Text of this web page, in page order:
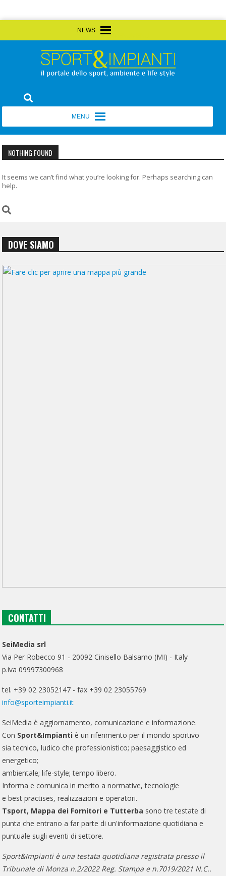
to
Sport&Impianti
NOTHING FOUND
It seems we can’t find what you’re looking for. Perhaps searching can
help.
DOVE SIAMO
CONTATTI
SeiMedia srl
Via Per Robecco 91 - 20092 Cinisello Balsamo (MI) - Italy
p.iva 09997300968
tel. +39 02 23052147 - fax +39 02 23055769
info@sporteimpianti.it
SeiMedia è aggiornamento, comunicazione e informazione.
Con Sport&Impianti è un riferimento per il mondo sportivo
sia tecnico, ludico che professionistico; paesaggistico ed
energetico;
ambientale; life-style; tempo libero.
Informa e comunica in merito a normative, tecnologie
e best practises, realizzazioni e operatori.
Tsport, Mappa dei Fornitori e Tutterba sono tre testate di
punta che entrano a far parte di un'informazione quotidiana e
puntuale sugli eventi di settore.
Sport&Impianti è una testata quotidiana registrata presso il
Tribunale di Monza n.2/2022 Reg. Stampa e n.7019/2021 N.C..